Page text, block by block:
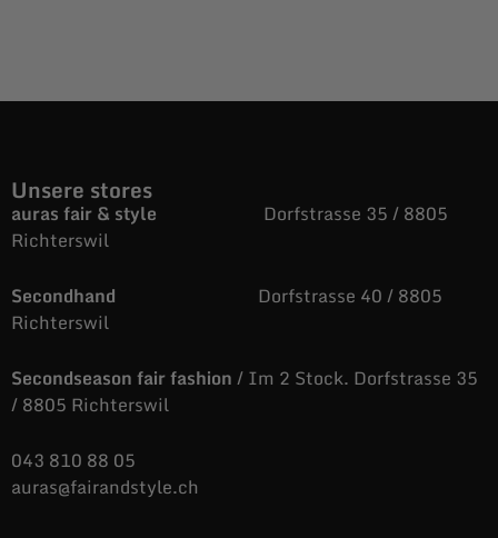
Unsere stores
auras fair & style Dorfstrasse 35 / 8805
Richterswil
Secondhand Dorfstrasse 40 / 8805
Richterswil
Secondseason fair fashion/ Im 2 Stock. Dorfstrasse 35
/ 8805 Richterswil
043 810 88 05
auras@fairandstyle.ch